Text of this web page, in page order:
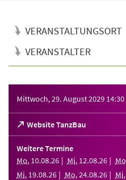
VERANSTALTUNGSORT
VERANSTALTER
Mittwoch, 29. August 2029 14:30
Website TanzBau
(Öffnet
in
einem
neuen
Tab)
Weitere Termine
Mo, 10.08.26 Mi, 12.08.26 Mo
Mi, 19.08.26 Mo, 24.08.26 Mi,